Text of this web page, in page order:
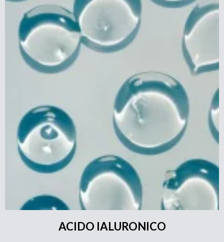
ACIDO IALURONICO